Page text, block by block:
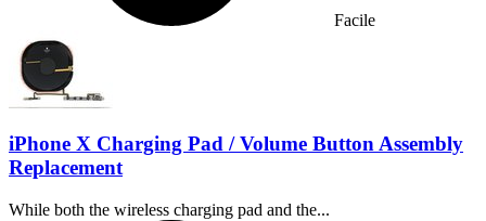
Facile
iPhone X Charging Pad / Volume Button Assembly
Replacement
While both the wireless charging pad and the...